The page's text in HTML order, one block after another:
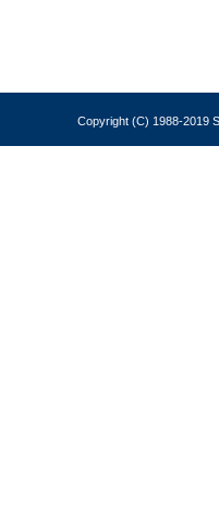
Copyright (C) 1988-2019